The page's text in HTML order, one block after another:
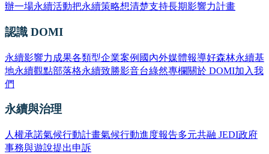
辦一場永續活動把永續策略想清楚支持長期影響力計畫
認識 DOMI
永續影響力成果各類型企業案例 國內外媒體報導好森林永續基
地永續觀點部落格永續致勝影音台綠然專欄關於 DOMI加入我
們
永續與治理
人權承諾氣候行動計畫氣候行動進度報告多元共融 JEDI政府
事務與遊說提出申訴